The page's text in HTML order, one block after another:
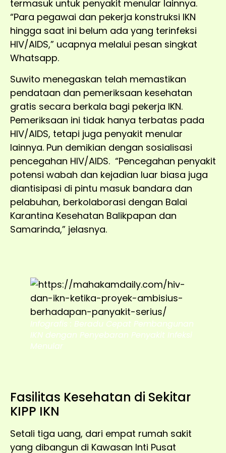
termasuk untuk penyakit menular lainnya.
“Para pegawai dan pekerja konstruksi IKN
hingga saat ini belum ada yang terinfeksi
HIV/AIDS,” ucapnya melalui pesan singkat
Whatsapp.
Suwito menegaskan telah memastikan
pendataan dan pemeriksaan kesehatan
gratis secara berkala bagi pekerja IKN.
Pemeriksaan ini tidak hanya terbatas pada
HIV/AIDS, tetapi juga penyakit menular
lainnya. Pun demikian dengan sosialisasi
pencegahan HIV/AIDS. “Pencegahan penyakit
potensi wabah dan kejadian luar biasa juga
diantisipasi di pintu masuk bandara dan
pelabuhan, berkolaborasi dengan Balai
Karantina Kesehatan Balikpapan dan
Samarinda,” jelasnya.
Infografis : Beradu Cepat Pembangunan
IKN dengan Penyebaran Penyakit Infeksi
Menular
Fasilitas Kesehatan di Sekitar
KIPP IKN
Setali tiga uang, dari empat rumah sakit
yang dibangun di Kawasan Inti Pusat